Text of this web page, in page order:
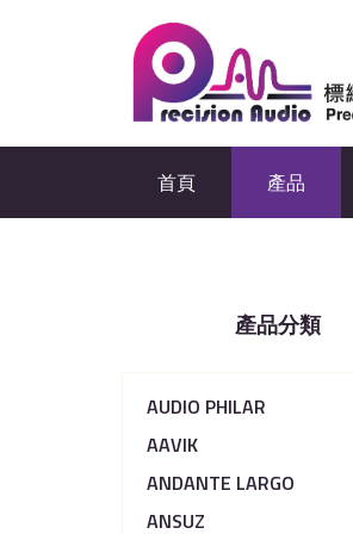
首頁 產品
產品分類
AUDIO PHILAR
AAVIK
ANDANTE LARGO
ANSUZ